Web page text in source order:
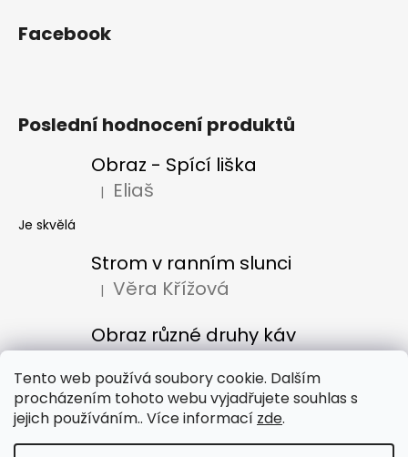
Tento web používá soubory cookie. Dalším
procházením tohoto webu vyjadřujete souhlas s
jejich používáním.. Více informací zde.
Facebook
Poslední hodnocení produktů
Obraz - Spící liška
Hodnocení produktu je 5 z 5 hvězdiček.
| Eliaš
Je skvělá
Strom v ranním slunci
Hodnocení produktu je 5 z 5 hvězdiček.
| Věra Křížová
Obraz různé druhy káv
Hodnocení produktu je 5 z 5 hvězdiček.